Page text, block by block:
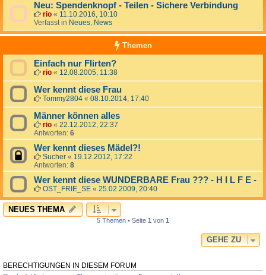
Neu: Spendenknopf - Teilen - Sichere Verbindung
rio « 11.10.2016, 10:10
Verfasst in Neues, News
Themen
Einfach nur Flirten?
rio « 12.08.2005, 11:38
Wer kennt diese Frau
Tommy2804 « 08.10.2014, 17:40
Männer können alles
rio « 22.12.2012, 22:37
Antworten: 6
Wer kennt dieses Mädel?!
Sucher « 19.12.2012, 17:22
Antworten: 8
Wer kennt diese WUNDERBARE Frau ??? - H I L F E -
OST_FRIE_SE « 25.02.2009, 20:40
NEUES THEMA
5 Themen • Seite 1 von 1
GEHE ZU
BERECHTIGUNGEN IN DIESEM FORUM